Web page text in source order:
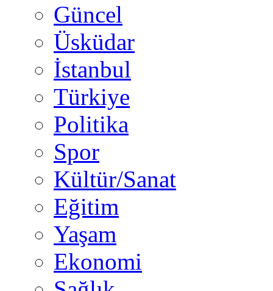
Güncel
Üsküdar
İstanbul
Türkiye
Politika
Spor
Kültür/Sanat
Eğitim
Yaşam
Ekonomi